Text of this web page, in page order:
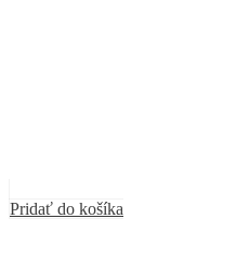
Pridať do košíka